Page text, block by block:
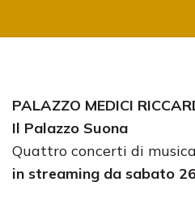
PALAZZO MEDICI
Il Palazzo Suona
Quattro concerti di
in streaming da sabato